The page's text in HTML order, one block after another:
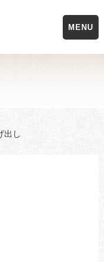
出し
MENU